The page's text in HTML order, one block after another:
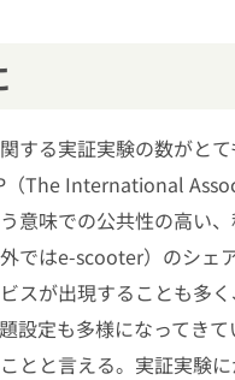
する実証実験の数がと
（The International
意味での公共性の高い
ではe-scooter）のシェ
スが出現することも多
設定も多様になってき
とと言える。実証実験